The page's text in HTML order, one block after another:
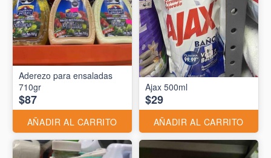
Aderezo para ensaladas
710gr
$87
AÑADIR AL CARRITO
Ajax 500ml
$29
AÑADIR AL CARRITO